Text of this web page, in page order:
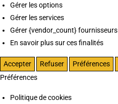
Gérer les options
Gérer les services
Gérer {vendor_count} fournisseurs
En savoir plus sur ces finalités
Accepter Refuser Préférences
Préférences
Politique de cookies